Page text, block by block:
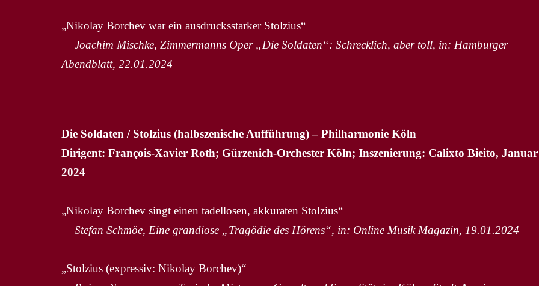
„Nikolay Borchev war ein ausdrucksstarker Stolzius“
— Joachim Mischke, Zimmermanns Oper „Die Soldaten“: Schrecklich, aber toll, in: Hamburger
Abendblatt, 22.01.2024
Die Soldaten / Stolzius (halbszenische Aufführung) – Philharmonie Köln
Dirigent: François-Xavier Roth; Gürzenich-Orchester Köln; Inszenierung: Calixto Bieito, Januar
2024
„Nikolay Borchev singt einen tadellosen, akkuraten Stolzius“
— Stefan Schmöe, Eine grandiose „Tragödie des Hörens“, in: Online Musik Magazin, 19.01.2024
„Stolzius (expressiv: Nikolay Borchev)“